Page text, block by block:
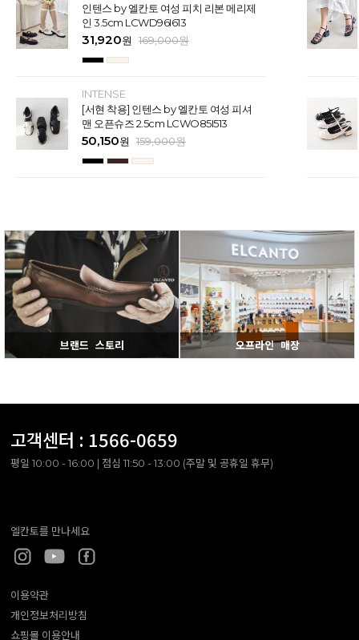
인텐스 by 엘칸토 여성 피치 리본 메리제
인 3.5cm LCWD96I613
31,920원 169,000원
INTENSE
[서현 착용] 인텐스 by 엘칸토 여성 피셔
맨 오픈슈즈 2.5cm LCWO85I513
50,150원 159,000원
브랜드 스토리 오프라인 매장
고객센터 : 1566-0659
평일 10:00 - 16:00 | 점심 11:50 - 13:00 (주말 및 공휴일 휴무)
엘칸토를 만나세요
이용약관
개인정보처리방침
쇼핑몰 이용안내